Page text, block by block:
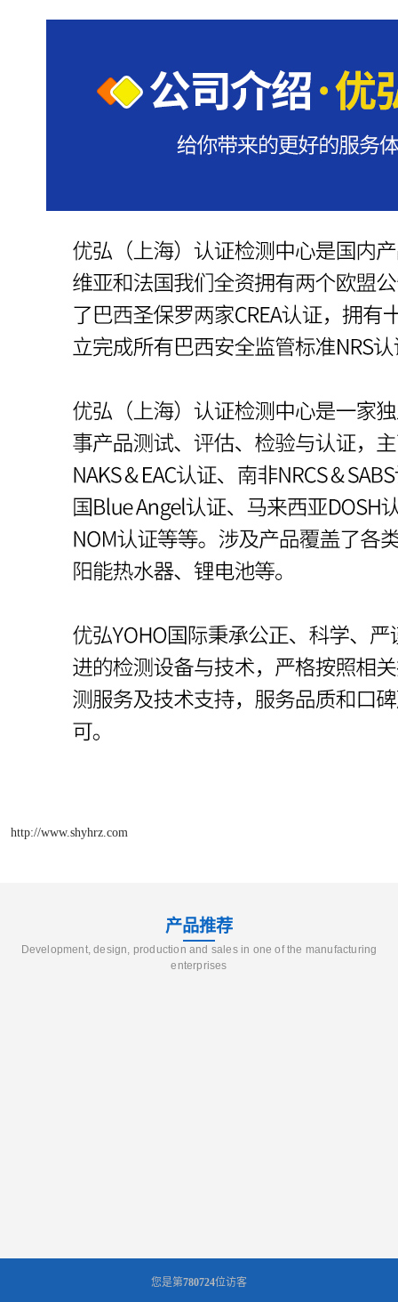
http://www.shyhrz.com
产品推荐
Development, design, production and sales in one of the manufacturing
enterprises
您是第780724位访客